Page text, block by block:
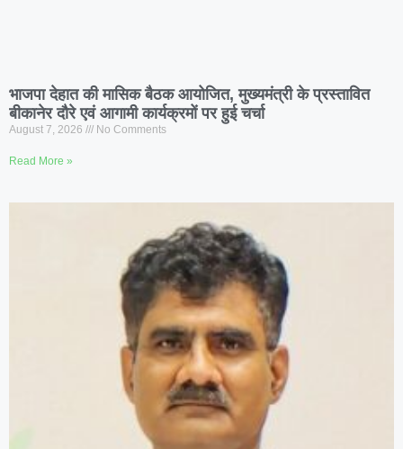
भाजपा देहात की मासिक बैठक आयोजित, मुख्यमंत्री के प्रस्तावित
बीकानेर दौरे एवं आगामी कार्यक्रमों पर हुई चर्चा
August 7, 2026 No Comments
Read More »